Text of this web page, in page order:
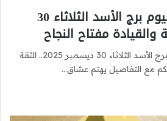
بالتفاصيل: حظك اليوم برج الأسد الثلاثاء 30
ننقل لكم خبر ..حظك اليوم برج الأسد الثلاثاء 30 ديسمبر 2025.. الثقة
مع التفاصيل يهتم عشاق…